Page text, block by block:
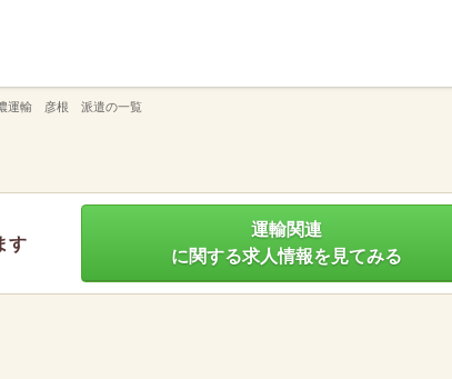
運輸 彦根 派遣の一覧
す
運輸関連
に関する求人情報を見てみる